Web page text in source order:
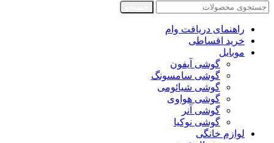
راهنمای دریافت وام
خرید اقساطی
موبایل
گوشی آیفون
گوشی سامسونگ
گوشی شیائومی
گوشی هواوی
گوشی آنر
گوشی نوکیا
لوازم خانگی